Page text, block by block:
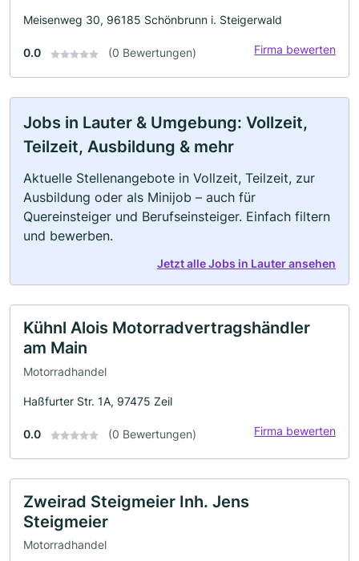
Meisenweg 30, 96185 Schönbrunn i. Steigerwald
0.0 (0 Bewertungen) Firma bewerten
Jobs in Lauter & Umgebung: Vollzeit,
Teilzeit, Ausbildung & mehr
Aktuelle Stellenangebote in Vollzeit, Teilzeit, zur
Ausbildung oder als Minijob – auch für
Quereinsteiger und Berufseinsteiger. Einfach filtern
und bewerben.
Jetzt alle Jobs in Lauter ansehen
Kühnl Alois Motorradvertragshändler
am Main
Motorradhandel
Haßfurter Str. 1A, 97475 Zeil
0.0 (0 Bewertungen) Firma bewerten
Zweirad Steigmeier Inh. Jens
Steigmeier
Motorradhandel